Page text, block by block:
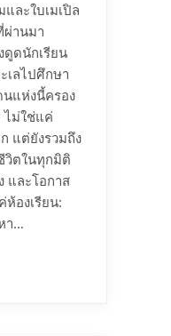
ละใบเมเปิล
านมา
ดูดนักเรียน
เลไปศึกษา
แห่งนี้ครอง
ไม่ใช่แค่
แต่ยังรวมถึง
วิตในทุกมิติ
และโอกาส
องเรียน:
า…